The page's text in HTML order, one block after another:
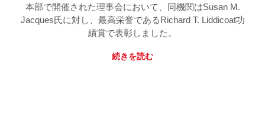
本部で開催された理事会において、同機関はSusan M.
Jacques氏に対し、最高栄誉であるRichard T. Liddicoat功
績賞で表彰しました。
続きを読む